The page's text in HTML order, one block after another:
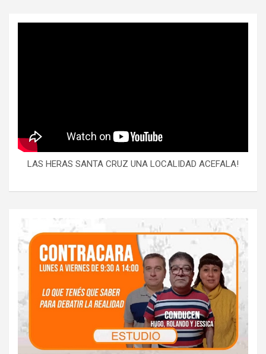
LAS HERAS SANTA CRUZ UNA LOCALIDAD ACEFALA!